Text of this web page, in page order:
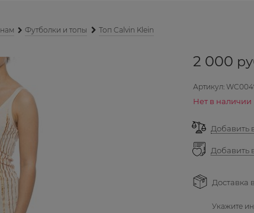
Футболки и топы Топ Calvin Klein
2 000
Артикул:
Нет в наличии
Добавить
Добавить
Доставка в
Укажите